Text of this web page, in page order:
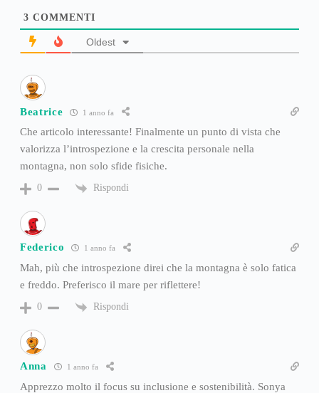
3 COMMENTI
Oldest
Beatrice 1 anno fa
Che articolo interessante! Finalmente un punto di vista che
valorizza l’introspezione e la crescita personale nella
montagna, non solo sfide fisiche.
0 Rispondi
Federico 1 anno fa
Mah, più che introspezione direi che la montagna è solo fatica
e freddo. Preferisco il mare per riflettere!
0 Rispondi
Anna 1 anno fa
Apprezzo molto il focus su inclusione e sostenibilità. Sonya